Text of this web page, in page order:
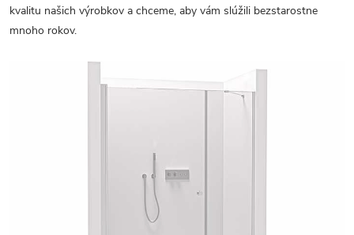
kvalitu našich výrobkov a chceme, aby vám slúžili bezstarostne
mnoho rokov.